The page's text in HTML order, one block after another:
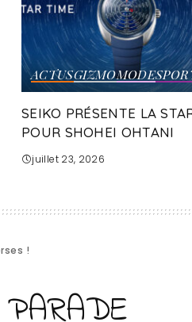
ACTUSGIZMOMODE
SEIKO PRÉSENTE LA
POUR SHOHEI OHTANI
juillet 23, 2026
!